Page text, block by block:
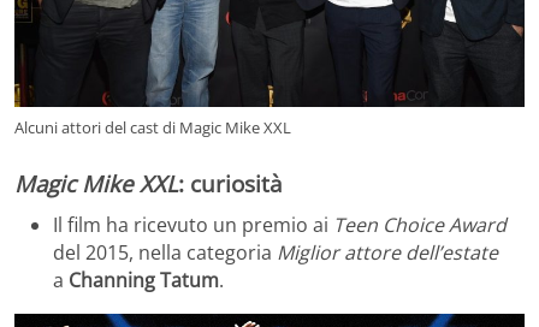
Alcuni attori del cast di Magic Mike XXL
Magic Mike XXL: curiosità
Il film ha ricevuto un premio ai Teen Choice Award
del 2015, nella categoria Miglior attore dell’estate
a Channing Tatum.